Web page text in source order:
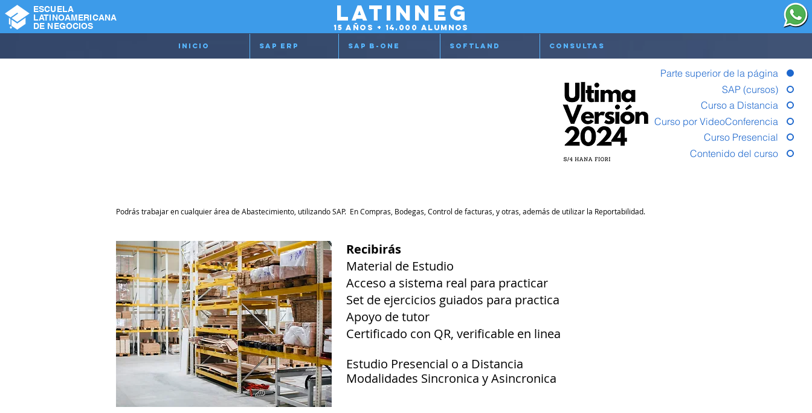
ESCUELA
LATINOAMERICANA
DE NEGOCIOS
15 años + 14.000 alumnos
latinneg
Inicio Sap Erp Sap b-one Softland Consultas
Parte superior de la página
SAP (cursos)
Curso a Distancia
Curso por VideoConferencia
Curso Presencial
Contenido del curso
Podrás trabajar en cualquier área de Abastecimiento, utilizando SAP. En Compras, Bodegas, Control de facturas, y otras, además de utilizar la Reportabilidad.
Recibirás
Material de Estudio
Acceso a sistema real para practicar
Set de ejercicios guiados para practica
Apoyo de tutor
Certificado con QR, verificable en linea
Estudio Presencial o a Distancia
Modalidades Sincronica y Asincronica